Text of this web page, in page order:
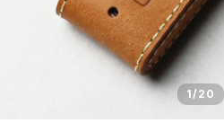
1/20